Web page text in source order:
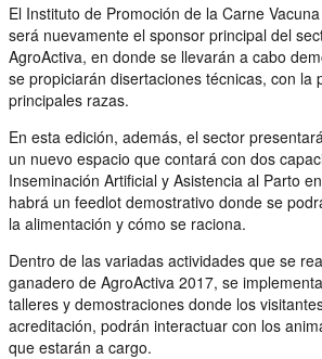
El Instituto de Promoción de la Carne
será nuevamente el sponsor principal del
AgroActiva, en donde se llevarán a cabo
se propiciarán disertaciones técnicas, con la
principales razas.
En esta edición, además, el sector
un nuevo espacio que contará con dos
Inseminación Artificial y Asistencia al Parto
habrá un feedlot demostrativo donde se
la alimentación y cómo se raciona.
Dentro de las variadas actividades que se
ganadero de AgroActiva 2017, se
talleres y demostraciones donde los
acreditación, podrán interactuar con los
que estarán a cargo.